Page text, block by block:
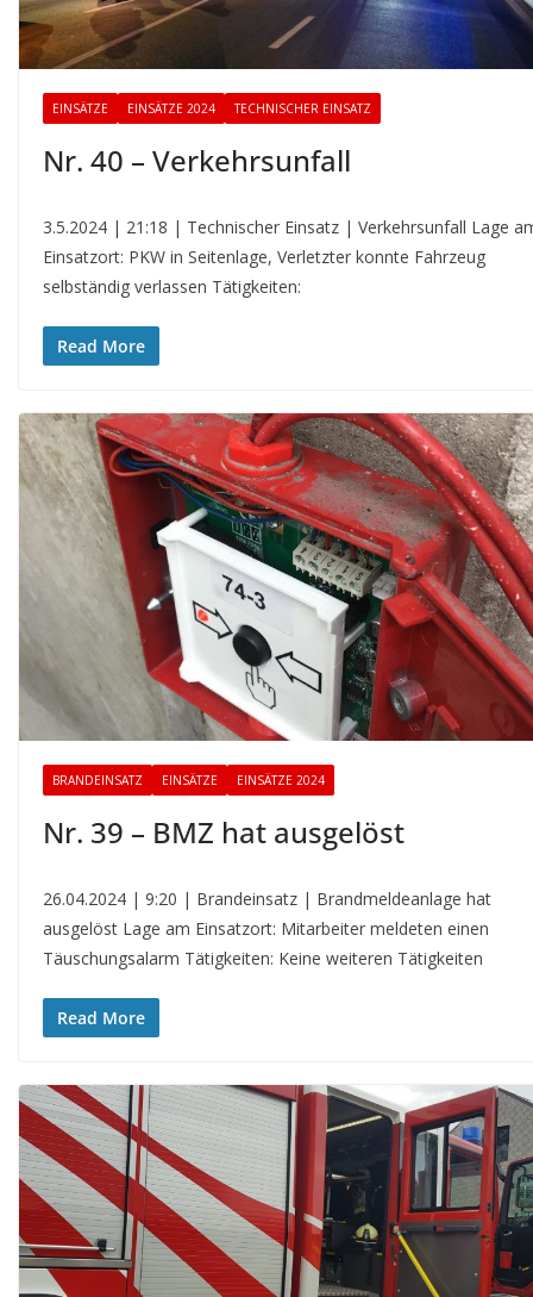
EINSÄTZE EINSÄTZE 2024 TECHNISCHER EINSATZ
Nr. 40 – Verkehrsunfall
3.5.2024 | 21:18 | Technischer Einsatz | Verkehrsunfall Lage
Einsatzort: PKW in Seitenlage, Verletzter konnte Fahrzeug
selbständig verlassen Tätigkeiten:
Read More
BRANDEINSATZ EINSÄTZE EINSÄTZE 2024
Nr. 39 – BMZ hat ausgelöst
26.04.2024 | 9:20 | Brandeinsatz | Brandmeldeanlage hat
ausgelöst Lage am Einsatzort: Mitarbeiter meldeten einen
Täuschungsalarm Tätigkeiten: Keine weiteren Tätigkeiten
Read More